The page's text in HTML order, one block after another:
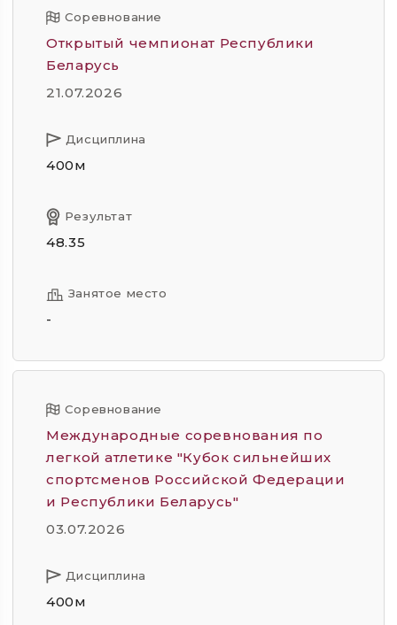
Соревнование
Открытый чемпионат Республики
Беларусь
21.07.2026
Дисциплина
400м
Результат
48.35
Занятое место
-
Соревнование
Международные соревнования по
легкой атлетике "Кубок сильнейших
спортсменов Российской Федерации
и Республики Беларусь"
03.07.2026
Дисциплина
400м